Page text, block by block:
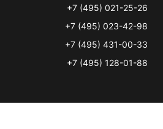
+7 (495) 021-25-26
+7 (495) 023-42-98
+7 (495) 431-00-33
+7 (495) 128-01-88